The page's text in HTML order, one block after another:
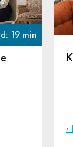
19 min